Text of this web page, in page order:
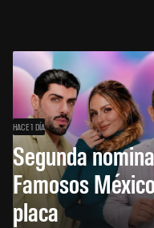
HACE 1 DÍA
Segunda
Famosos
placa